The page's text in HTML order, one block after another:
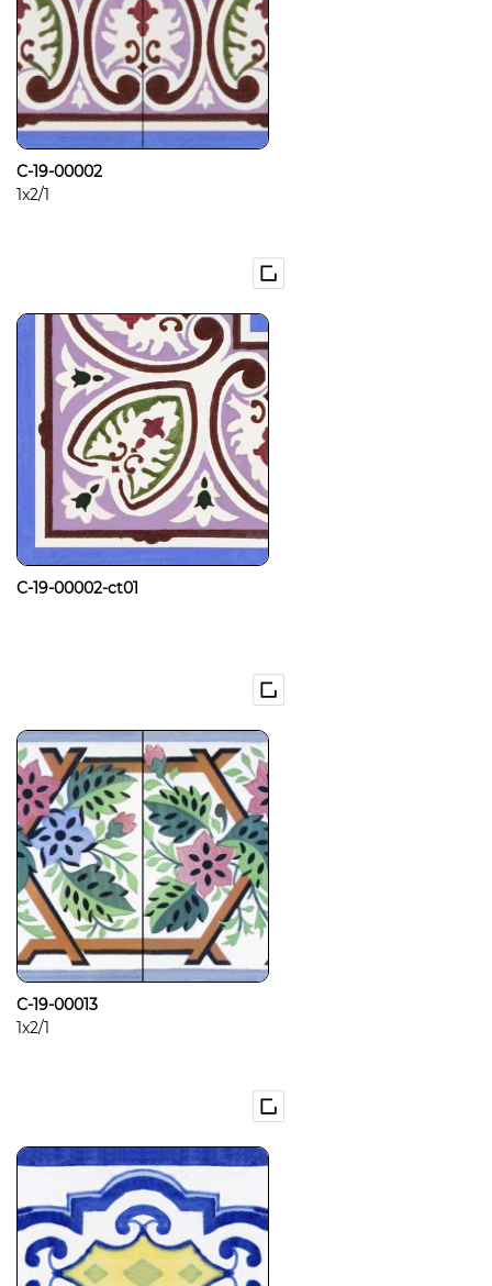
C-19-00002
1x2/1
C-19-00002-ct01
C-19-00013
1x2/1